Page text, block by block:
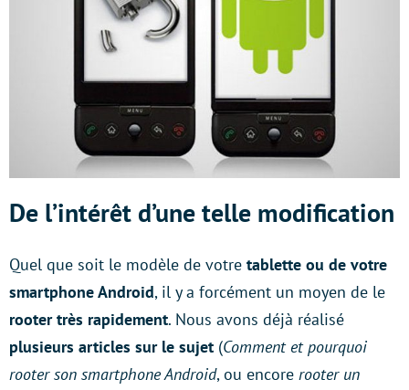
De l’intérêt d’une telle modification
Quel que soit le modèle de votre tablette ou de votre
smartphone Android, il y a forcément un moyen de le
rooter très rapidement. Nous avons déjà réalisé
plusieurs articles sur le sujet (Comment et pourquoi
rooter son smartphone Android, ou encore rooter un